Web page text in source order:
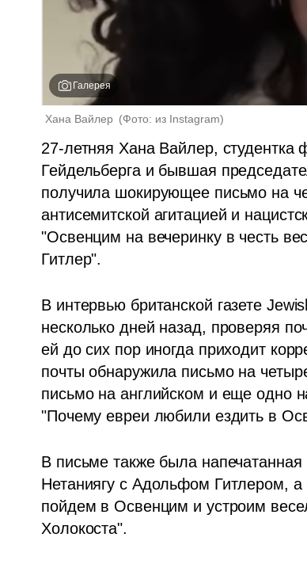
Галерея
Хана Вайлер (Фото: из Instagram)
27-летняя Хана Вайлер, студентка
Гейдельберга и бывшая
получила шокирующее письмо на
антисемитской агитацией и
"Освенцим на вечеринку в честь
Гитлер".
В интервью британской газете
несколько дней назад, проверяя
ей до сих пор иногда приходит
почты обнаружила письмо на
письмо на английском и еще одно
"Почему евреи любили ездить в
В письме также была
Нетаниягу с Адольфом Гитлером,
пойдем в Освенцим и устроим
Холокоста".